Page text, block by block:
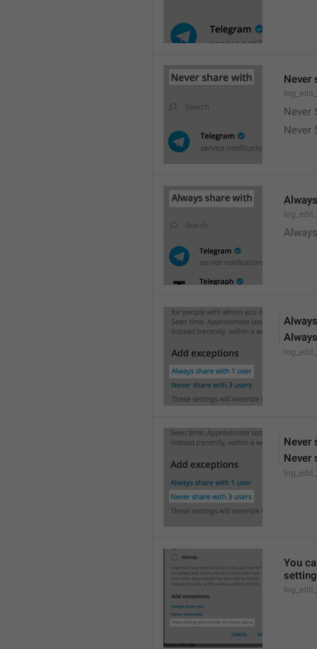
Never
Never
Never
Never
Never
You